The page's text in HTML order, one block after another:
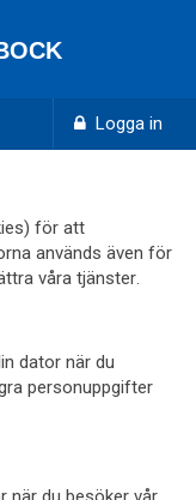
Logga in
för att
används även för
våra tjänster.
dator när du
personuppgifter